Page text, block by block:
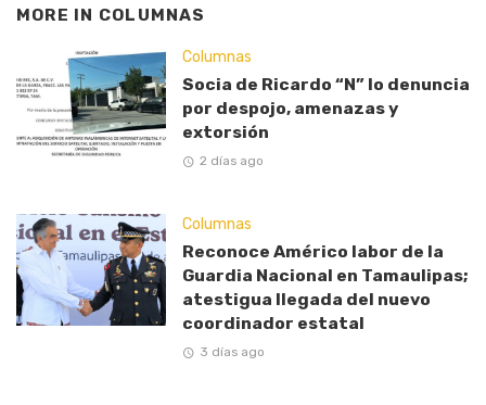
MORE IN COLUMNAS
Columnas
Socia de Ricardo “N” lo denuncia
por despojo, amenazas y
extorsión
2 días ago
Columnas
Reconoce Américo labor de la
Guardia Nacional en Tamaulipas;
atestigua llegada del nuevo
coordinador estatal
3 días ago